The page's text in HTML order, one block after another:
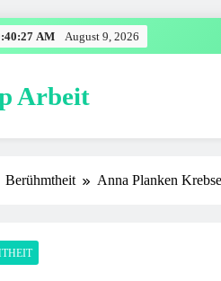
AM August 9, 2026
Arbeit
Berühmtheit Anna Planken